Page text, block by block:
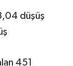
düşüş
451